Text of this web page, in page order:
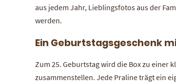
aus jedem Jahr, Lieblingsfotos aus der
werden.
Ein Geburtstagsgeschenk
Zum 25. Geburtstag wird die Box zu einer
zusammenstellen. Jede Praline trägt ein